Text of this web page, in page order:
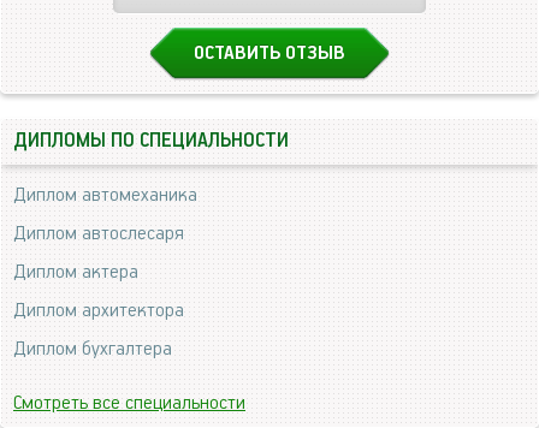
ОСТАВИТЬ ОТЗЫВ
ДИПЛОМЫ ПО СПЕЦИАЛЬНОСТИ
Диплом автомеханика
Диплом автослесаря
Диплом актера
Диплом архитектора
Диплом бухгалтера
Смотреть все специальности